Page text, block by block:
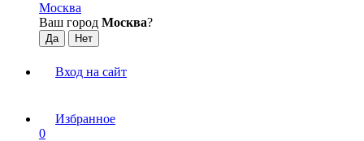
Москва
Ваш город Москва?
Вход на сайт
Избранное
0